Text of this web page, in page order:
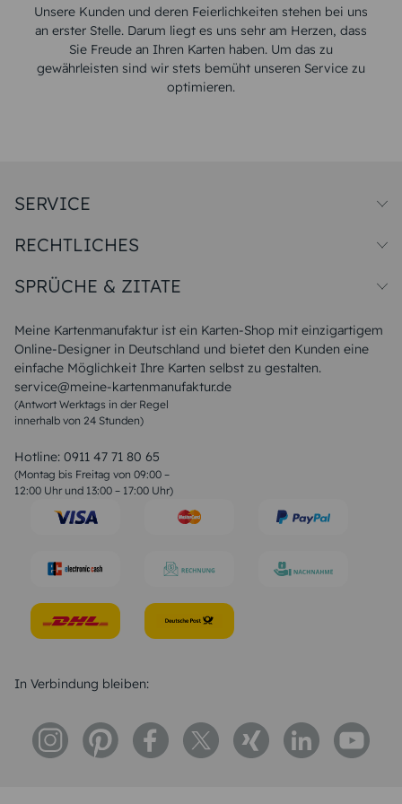
Unsere Kunden und deren Feierlichkeiten stehen bei uns
an erster Stelle. Darum liegt es uns sehr am Herzen, dass
Sie Freude an Ihren Karten haben. Um das zu
gewährleisten sind wir stets bemüht unseren Service zu
optimieren.
Meine Kartenmanufaktur ist ein Karten-Shop mit einzigartigem
Online-Designer in Deutschland und bietet den Kunden eine
einfache Möglichkeit Ihre Karten selbst zu gestalten.
service@meine-kartenmanufaktur.de
(Antwort Werktags in der Regel
innerhalb von 24 Stunden)
Hotline: 0911 47 71 80 65
(Montag bis Freitag von 09:00 –
12:00 Uhr und 13:00 – 17:00 Uhr)
SERVICE
Papiersorten
Unsere Produktion
Magazin
FAQ
RECHTLICHES
Widerrufsbelehrung
SPRÜCHE & ZITATE
Liebeskummer Sprüche
Sommer Sprüche
Muttertagssprüche
Sprüche zur Hochzeit
Sprüche zur Konfirmation & Kommunion
Weihnachtsgedichte
Liebessprüche
Geburtstagssprüche
Trauersprüche
Konfirmation Glückwünsche
In Verbindung bleiben: